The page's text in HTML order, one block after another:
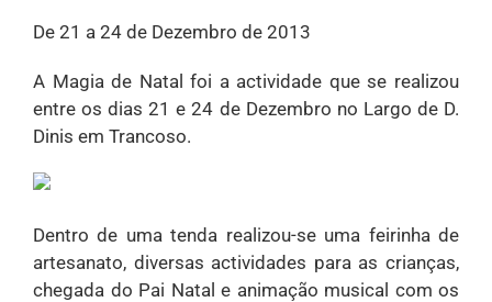
De 21 a 24 de Dezembro de 2013
A Magia de Natal foi a actividade que se realizou
entre os dias 21 e 24 de Dezembro no Largo de D.
Dinis em Trancoso.
Dentro de uma tenda realizou-se uma feirinha de
artesanato, diversas actividades para as crianças,
chegada do Pai Natal e animação musical com os